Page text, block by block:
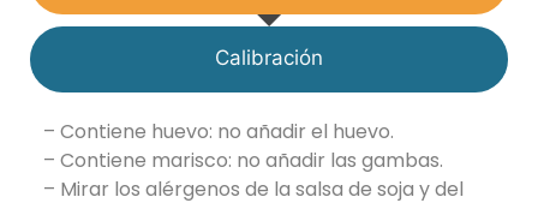
Calibración
– Contiene huevo: no añadir el huevo.
– Contiene marisco: no añadir las gambas.
– Mirar los alérgenos de la salsa de soja y del